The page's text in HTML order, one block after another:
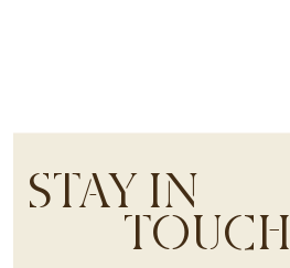
STAY IN
TOUCH